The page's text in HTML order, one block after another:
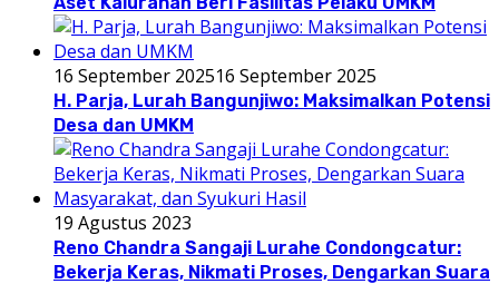
16 September 202516 September 2025
H. Parja, Lurah Bangunjiwo: Maksimalkan Potensi
Desa dan UMKM
19 Agustus 2023
Reno Chandra Sangaji Lurahe Condongcatur:
Bekerja Keras, Nikmati Proses, Dengarkan Suara